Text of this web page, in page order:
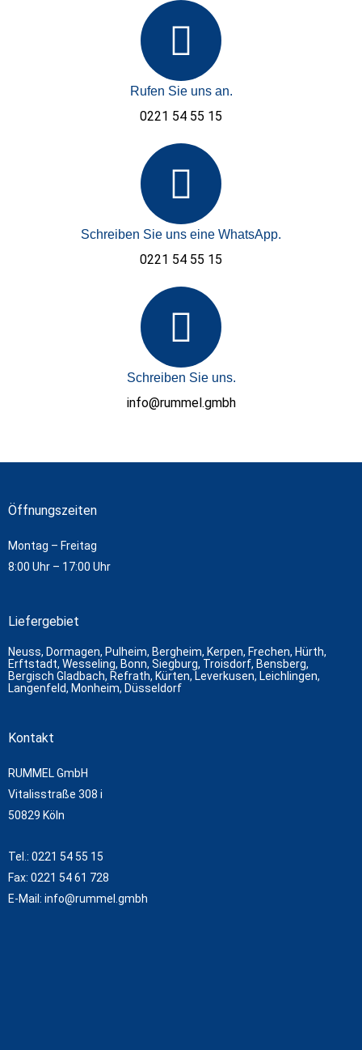
Rufen Sie uns an.
0221 54 55 15
Schreiben Sie uns eine WhatsApp.
0221 54 55 15
Schreiben Sie uns.
info@rummel.gmbh
Öffnungszeiten
Montag – Freitag
8:00 Uhr – 17:00 Uhr
Liefergebiet
Neuss, Dormagen, Pulheim, Bergheim, Kerpen, Frechen, Hürth,
Erftstadt, Wesseling, Bonn, Siegburg, Troisdorf, Bensberg,
Bergisch Gladbach, Refrath, Kürten, Leverkusen, Leichlingen,
Langenfeld, Monheim, Düsseldorf
Kontakt
RUMMEL GmbH
Vitalisstraße 308 i
50829 Köln
Tel.: 0221 54 55 15
Fax: 0221 54 61 728
E-Mail: info@rummel.gmbh